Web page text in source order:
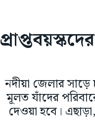
নদীয়া জেলার সাড়ে
মূলত যাঁদের
দেওয়া হবে।